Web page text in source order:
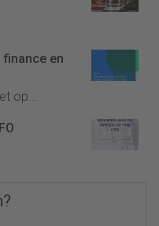
finance en
op...